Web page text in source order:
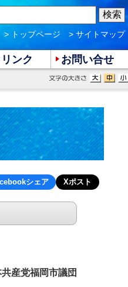
シェア Xポスト
産党福岡市議団
リンク お問い合せ
> トップページ > サイトマップ